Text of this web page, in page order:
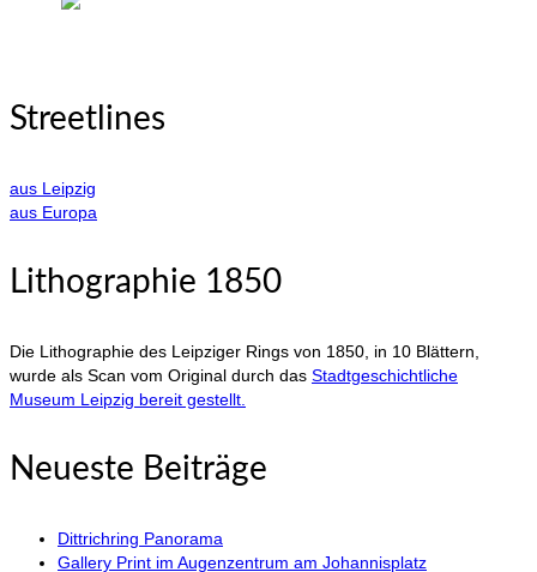
Streetlines
aus Leipzig
aus Europa
Lithographie 1850
Die Lithographie des Leipziger Rings von 1850, in 10 Blättern,
wurde als Scan vom Original durch das Stadtgeschichtliche
Museum Leipzig bereit gestellt.
Neueste Beiträge
Dittrichring Panorama
Gallery Print im Augenzentrum am Johannisplatz